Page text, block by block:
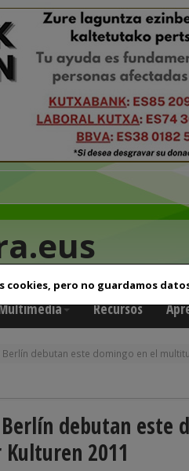
cookies, pero no guardamos
Recursos
debutan este domingo en el
Berlín debutan
2011